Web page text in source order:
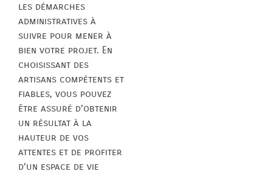
les démarches
administratives à
suivre pour mener à
bien votre projet. En
choisissant des
artisans compétents et
fiables, vous pouvez
être assuré d’obtenir
un résultat à la
hauteur de vos
attentes et de profiter
d’un espace de vie